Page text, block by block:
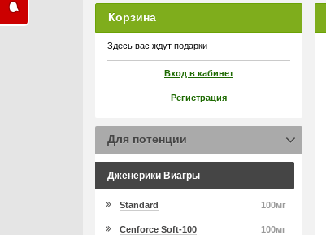
Корзина
Здесь вас ждут подарки
Вход в кабинет
Регистрация
Для потенции
Дженерики Виагры
100мг
Standard
100мг
Cenforce Soft-100